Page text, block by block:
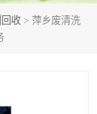
收 > 萍乡废清洗
四氯乙烯